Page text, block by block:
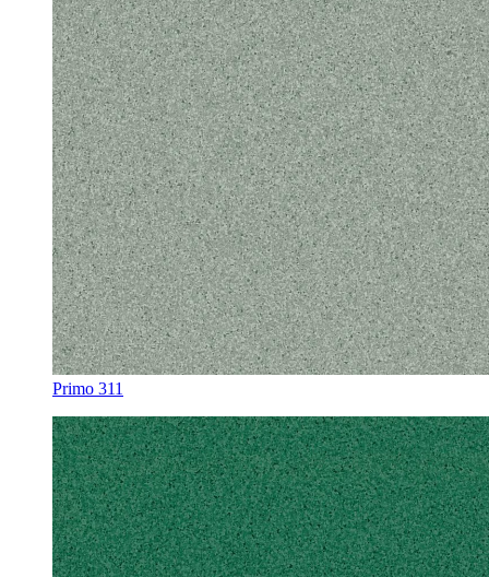
Primo 311